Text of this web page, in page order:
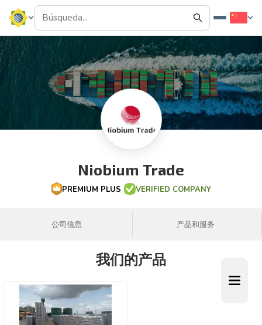
Niobium Trade
PREMIUM PLUS VERIFIED COMPANY
公司信息 产品和服务
我们的产品